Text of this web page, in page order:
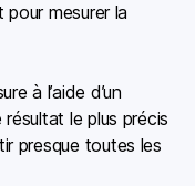
pour mesurer la
à l’aide d’un
le plus précis
presque toutes les